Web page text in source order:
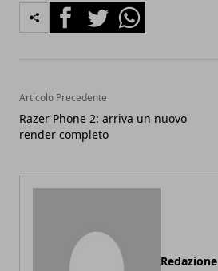
FacebookTwitterWhatsapp
Articolo Precedente
Razer Phone 2: arriva un nuovo
render completo
Redazione